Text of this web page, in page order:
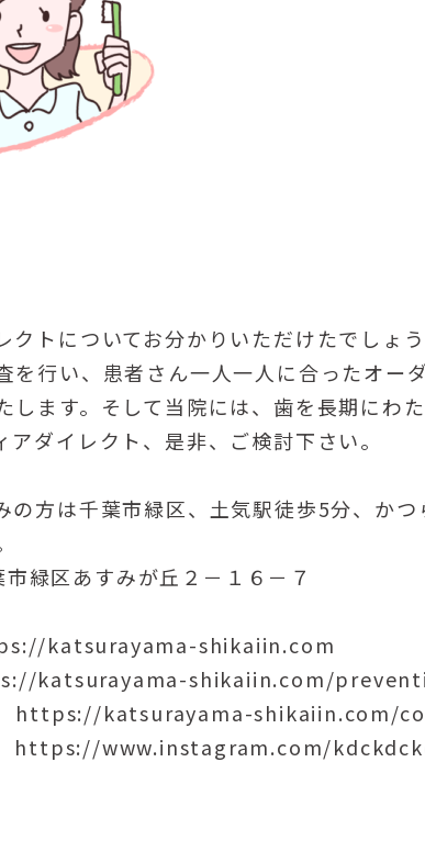
クトについてお分かりいただけたでしょ
を行い、患者さん一人一人に合ったオー
します。そして当院には、歯を長期にわ
アダイレクト、是非、ご検討下さい。
の方は千葉市緑区、土気駅徒歩5分、か
緑区あすみが丘２－１６－７
katsurayama-shikaiin.com
katsurayama-shikaiin.com/
https://katsurayama-shikaiin.com/
https://www.instagram.com/